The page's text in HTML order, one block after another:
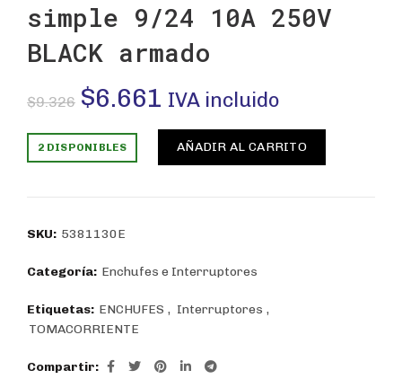
simple 9/24 10A 250V
BLACK armado
$9.326 El
precio
$6.661 El
precio
IVA incluido
2 DISPONIBLES AÑADIR AL CARRITO
SKU: 5381130E
Categoría: Enchufes e Interruptores
Etiquetas: ENCHUFES , Interruptores ,
TOMACORRIENTE
Compartir